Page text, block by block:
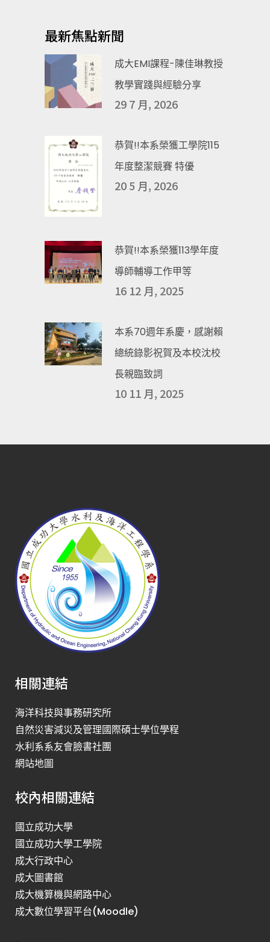
最新焦點新聞
成大EMI課程-陳佳琳教授
教學實踐與經驗分享
29 7 月, 2026
恭賀!!本系榮獲工學院115
年度整潔競賽 特優
20 5 月, 2026
恭賀!!本系榮獲113學年度
導師輔導工作甲等
16 12 月, 2025
本系70週年系慶，感謝賴
總統錄影祝賀及本校沈校
長親臨致詞
10 11 月, 2025
相關連結
海洋科技與事務研究所
自然災害減災及管理國際碩士學位學程
水利系系友會臉書社團
網站地圖
校內相關連結
國立成功大學
國立成功大學工學院
成大行政中心
成大圖書館
成大機算機與網路中心
成大數位學習平台(Moodle)